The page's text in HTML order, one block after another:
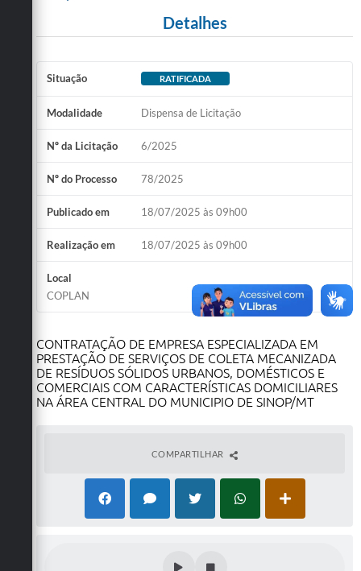
Detalhes
Situação RATIFICADA
Modalidade Dispensa de Licitação
Nº da Licitação 6/2025
Nº do Processo 78/2025
Publicado em 18/07/2025 às 09h00
Realização em 18/07/2025 às 09h00
Local
COPLAN
CONTRATAÇÃO DE EMPRESA ESPECIALIZADA EM
PRESTAÇÃO DE SERVIÇOS DE COLETA MECANIZADA
DE RESÍDUOS SÓLIDOS URBANOS, DOMÉSTICOS E
COMERCIAIS COM CARACTERÍSTICAS DOMICILIARES
NA ÁREA CENTRAL DO MUNICIPIO DE SINOP/MT
COMPARTILHAR